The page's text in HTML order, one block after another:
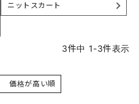
ニットスカート
3件中 1-3件表示
価格が高い順